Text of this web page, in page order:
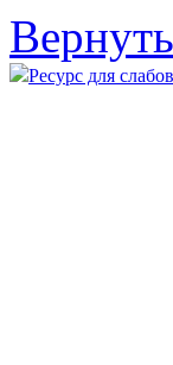
Ресурс для